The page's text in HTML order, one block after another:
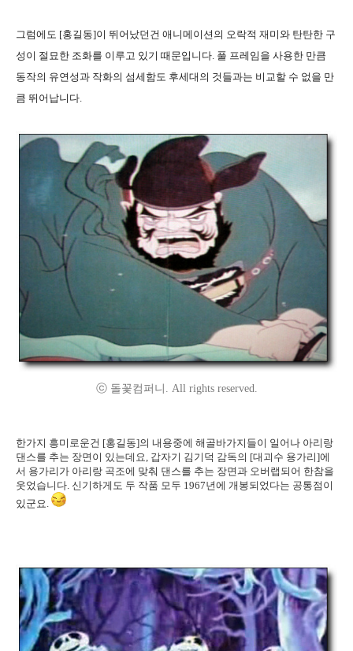
그럼에도 [홍길동]이 뛰어났던건 애니메이션의 오락적 재미와 탄탄한 구
성이 절묘한 조화를 이루고 있기 때문입니다. 풀 프레임을 사용한 만큼
동작의 유연성과 작화의 섬세함도 후세대의 것들과는 비교할 수 없을 만
큼 뛰어납니다.
ⓒ 돌꽃컴퍼니. All rights reserved.
한가지 흥미로운건 [홍길동]의 내용중에 해골바가지들이 일어나 아리랑
댄스를 추는 장면이 있는데요, 갑자기 김기덕 감독의 [대괴수 용가리]에
서 용가리가 아리랑 곡조에 맞춰 댄스를 추는 장면과 오버랩되어 한참을
웃었습니다. 신기하게도 두 작품 모두 1967년에 개봉되었다는 공통점이
있군요.